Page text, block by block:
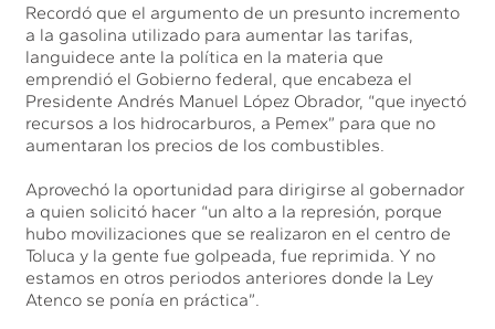
Recordó que el argumento de un presunto incremento
a la gasolina utilizado para aumentar las tarifas,
languidece ante la política en la materia que
emprendió el Gobierno federal, que encabeza el
Presidente Andrés Manuel López Obrador, “que inyectó
recursos a los hidrocarburos, a Pemex” para que no
aumentaran los precios de los combustibles.
Aprovechó la oportunidad para dirigirse al gobernador
a quien solicitó hacer “un alto a la represión, porque
hubo movilizaciones que se realizaron en el centro de
Toluca y la gente fue golpeada, fue reprimida. Y no
estamos en otros periodos anteriores donde la Ley
Atenco se ponía en práctica”.